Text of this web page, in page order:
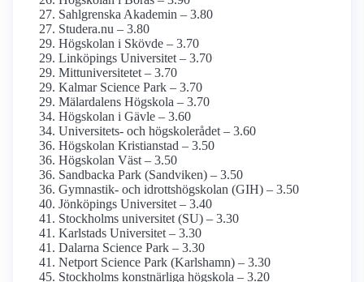
Sahlgrenska Akademin – 3.80
Studera.nu – 3.80
Högskolan i Skövde – 3.70
Linköpings Universitet – 3.70
Mitt­universitetet – 3.70
Kalmar Science Park – 3.70
Mälardalens Högskola – 3.70
Högskolan i Gävle – 3.60
Universitets- och högskolerådet – 3.60
Högskolan Kristianstad – 3.50
Högskolan Väst – 3.50
Sandbacka Park (Sandviken) – 3.50
Gymnastik- och idrotts­högskolan (GIH) – 3.50
Jönköpings Universitet – 3.40
Stockholms universitet (SU) – 3.30
Karlstads Universitet – 3.30
Dalarna Science Park – 3.30
Netport Science Park (Karlshamn) – 3.30
Stockholms konstnärliga högskola – 3.20